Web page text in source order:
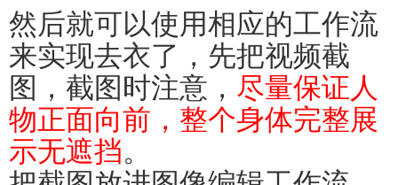
然后就可以使用相应的工作流
来实现去衣了，先把视频截
图，截图时注意， 尽量保证人
物正面向前，整个身体完整展
示无遮挡。